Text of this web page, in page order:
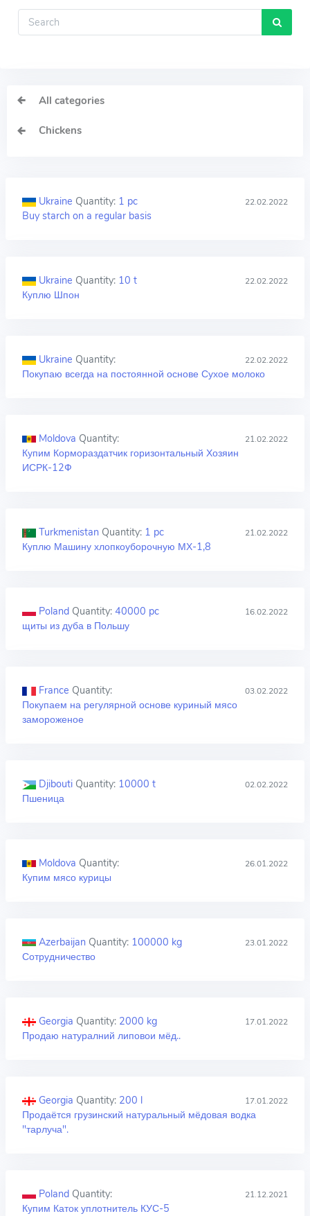
All categories
Chickens
Ukraine Quantity: 1 pc 22.02.2022
Buy starch on a regular basis
Ukraine Quantity: 10 t 22.02.2022
Куплю Шпон
Ukraine Quantity: 22.02.2022
Покупаю всегда на постоянной основе Сухое молоко
Moldova Quantity: 21.02.2022
Купим Кормораздатчик горизонтальный Хозяин
ИСРК-12Ф
Turkmenistan Quantity: 1 pc 21.02.2022
Куплю Машину хлопкоуборочную МХ-1,8
Poland Quantity: 40000 pc 16.02.2022
щиты из дуба в Польшу
France Quantity: 03.02.2022
Покупаем на регулярной основе куриный мясо
замороженое
Djibouti Quantity: 10000 t 02.02.2022
Пшеница
Moldova Quantity: 26.01.2022
Купим мясо курицы
Azerbaijan Quantity: 100000 kg 23.01.2022
Сотрудничество
Georgia Quantity: 2000 kg 17.01.2022
Продаю натуралний липовои мёд..
Georgia Quantity: 200 l 17.01.2022
Продаётся грузинский натуральный мёдовая водка
"тарлуча".
Poland Quantity: 21.12.2021
Купим Каток уплотнитель КУС-5